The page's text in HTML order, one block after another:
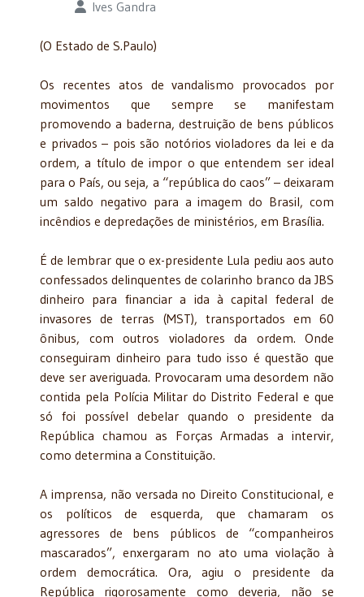
Detalhes Ives Gandra
(O Estado de S.Paulo)
Os recentes atos de vandalismo provocados por
movimentos que sempre se manifestam
promovendo a baderna, destruição de bens públicos
e privados – pois são notórios violadores da lei e da
ordem, a título de impor o que entendem ser ideal
para o País, ou seja, a “república do caos” – deixaram
um saldo negativo para a imagem do Brasil, com
incêndios e depredações de ministérios, em Brasília.
É de lembrar que o ex-presidente Lula pediu aos auto
confessados delinquentes de colarinho branco da JBS
dinheiro para financiar a ida à capital federal de
invasores de terras (MST), transportados em 60
ônibus, com outros violadores da ordem. Onde
conseguiram dinheiro para tudo isso é questão que
deve ser averiguada. Provocaram uma desordem não
contida pela Polícia Militar do Distrito Federal e que
só foi possível debelar quando o presidente da
República chamou as Forças Armadas a intervir,
como determina a Constituição.
A imprensa, não versada no Direito Constitucional, e
os políticos de esquerda, que chamaram os
agressores de bens públicos de “companheiros
mascarados”, enxergaram no ato uma violação à
ordem democrática. Ora, agiu o presidente da
República rigorosamente como deveria, não se